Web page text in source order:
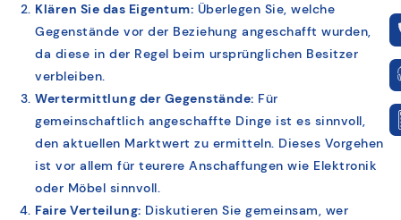
Klären Sie das Eigentum: Überlegen Sie, welche
Gegenstände vor der Beziehung angeschafft wurden,
da diese in der Regel beim ursprünglichen Besitzer
verbleiben.
Wertermittlung der Gegenstände: Für
gemeinschaftlich angeschaffte Dinge ist es sinnvoll,
den aktuellen Marktwert zu ermitteln. Dieses Vorgehen
ist vor allem für teurere Anschaffungen wie Elektronik
oder Möbel sinnvoll.
Faire Verteilung: Diskutieren Sie gemeinsam, wer